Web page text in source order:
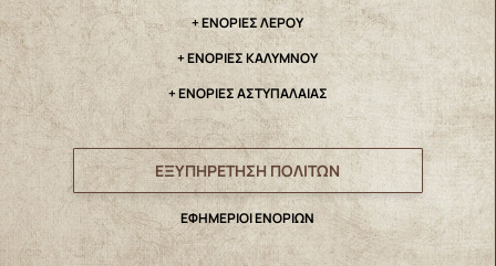
+ ΕΝΟΡΙΕΣ ΛΕΡΟΥ
+ ΕΝΟΡΙΕΣ ΚΑΛΥΜΝΟΥ
+ ΕΝΟΡΙΕΣ ΑΣΤΥΠΑΛΑΙΑΣ
ΕΞΥΠΗΡΕΤΗΣΗ ΠΟΛΙΤΩΝ
ΕΦΗΜΕΡΙΟΙ ΕΝΟΡΙΩΝ